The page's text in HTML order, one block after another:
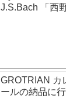
J.S.Bach 「西
GROTRIAN
ールの納品に